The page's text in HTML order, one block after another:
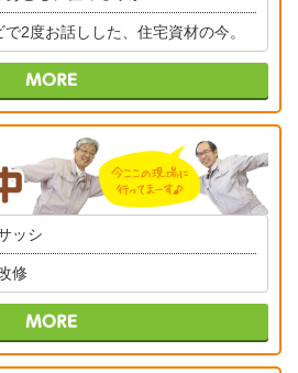
で2度お話しした、住宅資材の今。
ッシ
修